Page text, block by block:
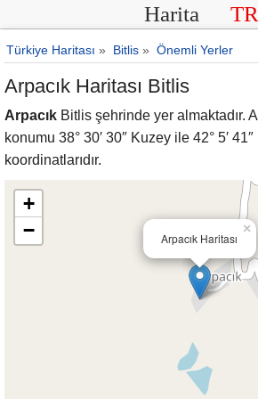
Harita TR
Türkiye Haritası » Bitlis » Önemli Yerler
Arpacık Haritası Bitlis
Arpacık Bitlis şehrinde yer almaktadır.
konumu 38° 30′ 30″ Kuzey ile 42° 5′
koordinatlarıdır.
Arpacık Haritası
×
+
−